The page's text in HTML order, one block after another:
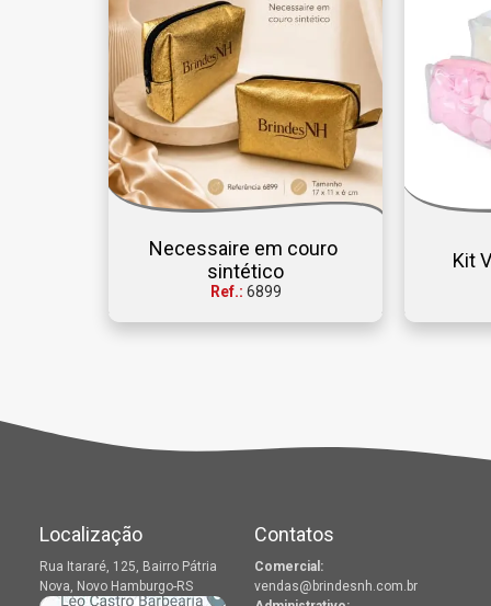
Necessaire em couro
sintético
Ref.: 6899
Kit
Localização
Rua Itararé, 125, Bairro Pátria
Nova, Novo Hamburgo-RS
Contatos
Comercial:
vendas@brindesnh.com.br